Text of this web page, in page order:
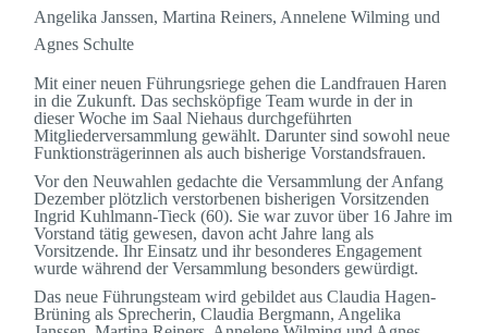
Angelika Janssen, Martina Reiners, Annelene Wilming und
Agnes Schulte
Mit einer neuen Führungsriege gehen die Landfrauen Haren
in die Zukunft. Das sechsköpfige Team wurde in der in
dieser Woche im Saal Niehaus durchgeführten
Mitgliederversammlung gewählt. Darunter sind sowohl neue
Funktionsträgerinnen als auch bisherige Vorstandsfrauen.
Vor den Neuwahlen gedachte die Versammlung der Anfang
Dezember plötzlich verstorbenen bisherigen Vorsitzenden
Ingrid Kuhlmann-Tieck (60). Sie war zuvor über 16 Jahre im
Vorstand tätig gewesen, davon acht Jahre lang als
Vorsitzende. Ihr Einsatz und ihr besonderes Engagement
wurde während der Versammlung besonders gewürdigt.
Das neue Führungsteam wird gebildet aus Claudia Hagen-
Brüning als Sprecherin, Claudia Bergmann, Angelika